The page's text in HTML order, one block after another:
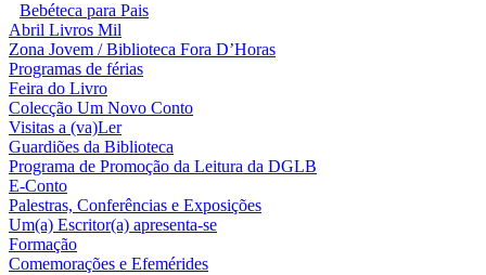
Bebéteca para Pais
Abril Livros Mil
Zona Jovem / Biblioteca Fora D’Horas
Programas de férias
Feira do Livro
Colecção Um Novo Conto
Visitas a (va)Ler
Guardiões da Biblioteca
Programa de Promoção da Leitura da DGLB
E-Conto
Palestras, Conferências e Exposições
Um(a) Escritor(a) apresenta-se
Formação
Comemorações e Efemérides